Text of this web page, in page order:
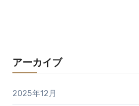
アーカイブ
2025年12月